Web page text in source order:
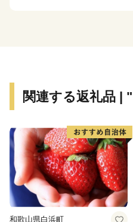
つては三代将軍徳川家光公
基準をクリアしたものが
一つに数えられています。
る環境の中、手作りの工
り、職人たちが住む「クラ
伊予市の西部の海岸線沿い
関連する返礼品 |
和歌山県白浜町